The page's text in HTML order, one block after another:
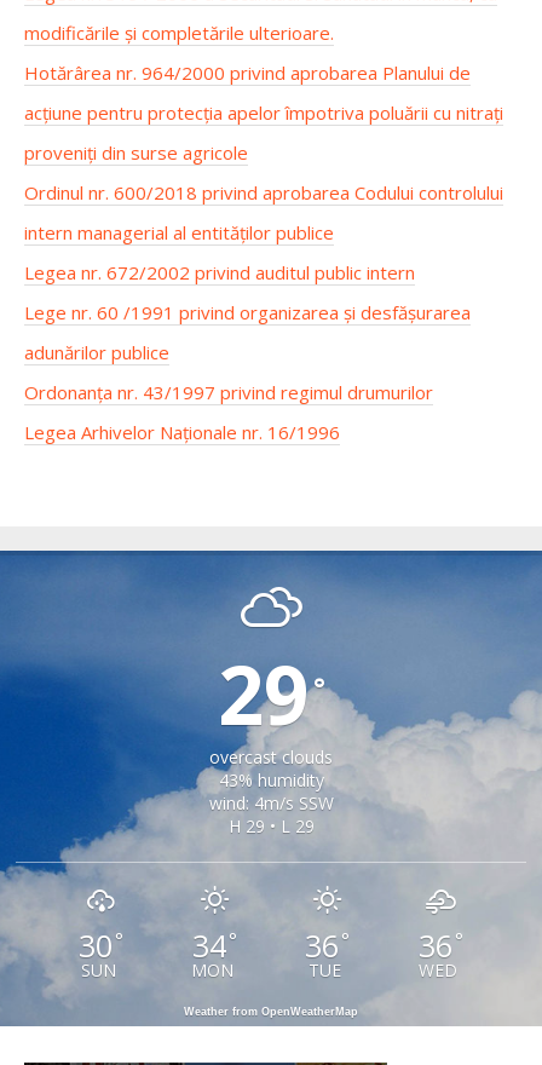
modificările și completările ulterioare.
Hotărârea nr. 964/2000 privind aprobarea Planului de
acțiune pentru protecția apelor împotriva poluării cu nitrați
proveniți din surse agricole
Ordinul nr. 600/2018 privind aprobarea Codului controlului
intern managerial al entităților publice
Legea nr. 672/2002 privind auditul public intern
Lege nr. 60 /1991 privind organizarea şi desfăşurarea
adunărilor publice
Ordonanța nr. 43/1997 privind regimul drumurilor
Legea Arhivelor Naționale nr. 16/1996
29°
overcast clouds
43% humidity
wind: 4m/s SSW
H 29 • L 29
30 °
SUN
34°
MON
36 °
TUE
36 °
WED
Weather from OpenWeatherMap